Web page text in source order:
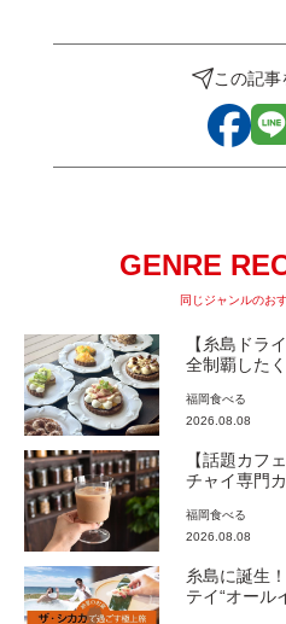
この記
GENRE
同じジャンルのお
【糸島ドラ
全制覇した
ら糸島』（
福岡食べる
2026.08.08
【話題カフ
チャイ専門
ン（福岡市
福岡食べる
2026.08.08
糸島に誕生
テイ“オール